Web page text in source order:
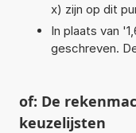
x) zijn op dit
In plaats van
geschreven.
of: De
keuzelijsten